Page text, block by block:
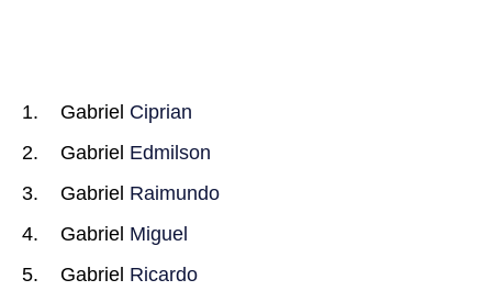
Gabriel Ciprian
Gabriel Edmilson
Gabriel Raimundo
Gabriel Miguel
Gabriel Ricardo